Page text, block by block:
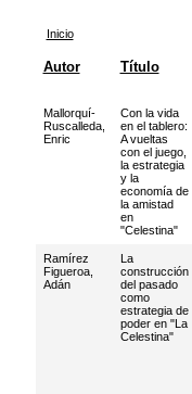
Inicio
Autor Título
Mallorquí-
Ruscalleda,
Enric
Con la vida
en el tablero:
A vueltas
con el juego,
la estrategia
y la
economía de
la amistad
en
"Celestina"
Ramírez
Figueroa,
Adán
La
construcción
del pasado
como
estrategia de
poder en "La
Celestina"